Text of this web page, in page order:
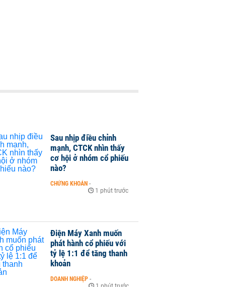
Sau nhịp điều chỉnh
mạnh, CTCK nhìn thấy
cơ hội ở nhóm cổ phiếu
nào?
CHỨNG KHOÁN -
1 phút trước
Điện Máy Xanh muốn
phát hành cổ phiếu với
tỷ lệ 1:1 để tăng thanh
khoản
DOANH NGHIỆP -